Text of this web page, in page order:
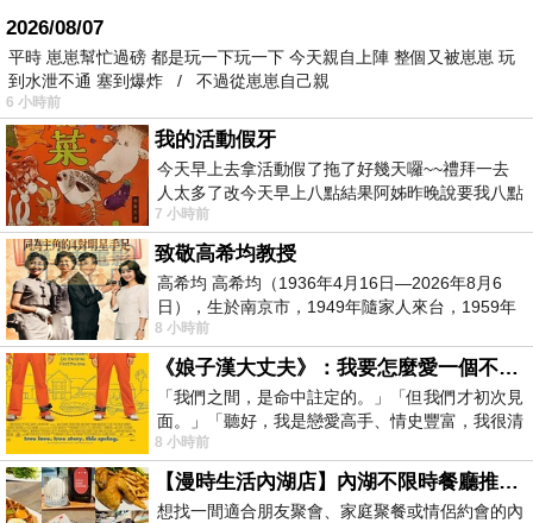
2026/08/07
平時 崽崽幫忙過磅 都是玩一下玩一下 今天親自上陣 整個又被崽崽 玩
到水泄不通 塞到爆炸 / 不過從崽崽自己親
6 小時前
我的活動假牙
今天早上去拿活動假了拖了好幾天囉~~禮拜一去
人太多了改今天早上八點結果阿姊昨晚說要我八點
去西螺農會~回到莿桐都8點半多了
7 小時前
致敬高希均教授
高希均 高希均（1936年4月16日—2026年8月6
日），生於南京市，1949年隨家人來台，1959年
赴美深造並取得經濟發展博士學位。曾任
8 小時前
《娘子漢大丈夫》：我要怎麼愛一個不存在的人？
「我們之間，是命中註定的。」「但我們才初次見
面。」「聽好，我是戀愛高手、情史豐富，我很清
楚這種感覺，你我之間的那種感覺，現
8 小時前
【漫時生活內湖店】內湖不限時餐廳推薦｜捷運港墘站美食，聚餐、約會、家庭聚會首選，正餐甜點一次滿足
想找一間適合朋友聚會、家庭聚餐或情侶約會的內